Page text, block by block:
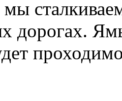
дорогах.